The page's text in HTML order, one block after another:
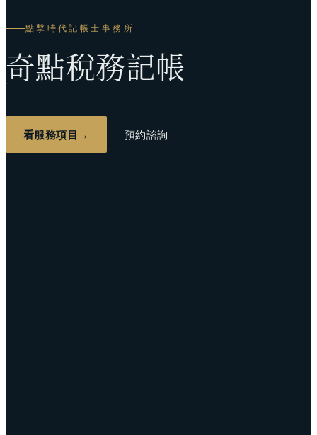
點擊時代記帳士事務所
奇點稅務記帳
看服務項目 → 預約諮詢